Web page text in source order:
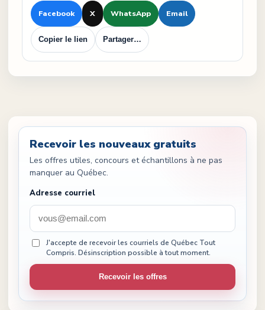
Facebook X WhatsApp Email
Copier le lien Partager…
Recevoir les nouveaux gratuits
Les offres utiles, concours et échantillons à ne pas
manquer au Québec.
Adresse courriel
J'accepte de recevoir les courriels de Québec Tout
Compris. Désinscription possible à tout moment.
Recevoir les offres